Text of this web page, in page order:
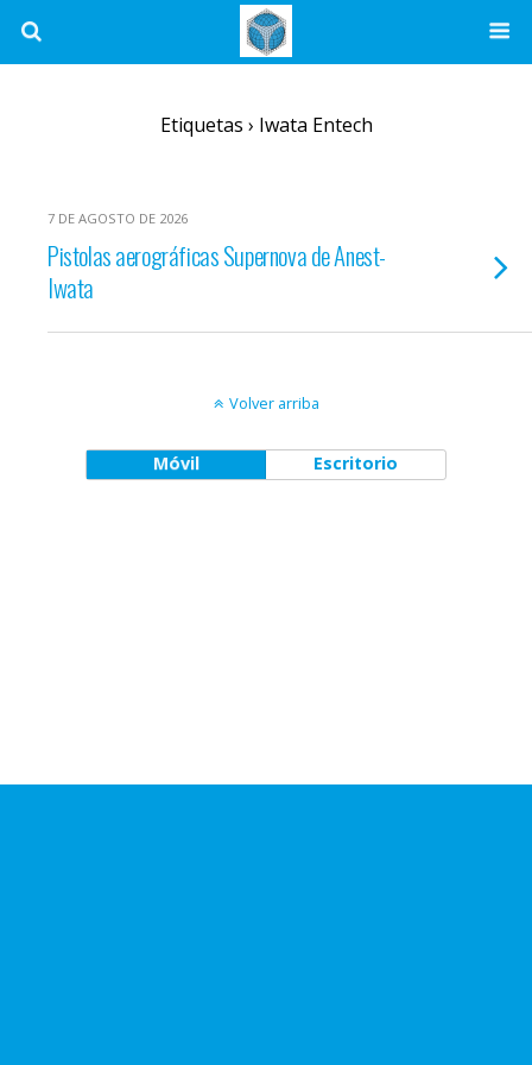
Etiquetas › Iwata Entech
7 DE AGOSTO DE 2026
Pistolas aerográficas Supernova de Anest-
Iwata
Volver arriba
Móvil Escritorio